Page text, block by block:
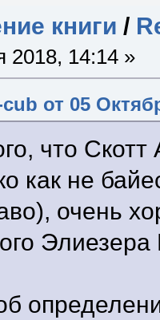
книги /
2018, 14:14 »
от 05
что Скотт
как не
очень